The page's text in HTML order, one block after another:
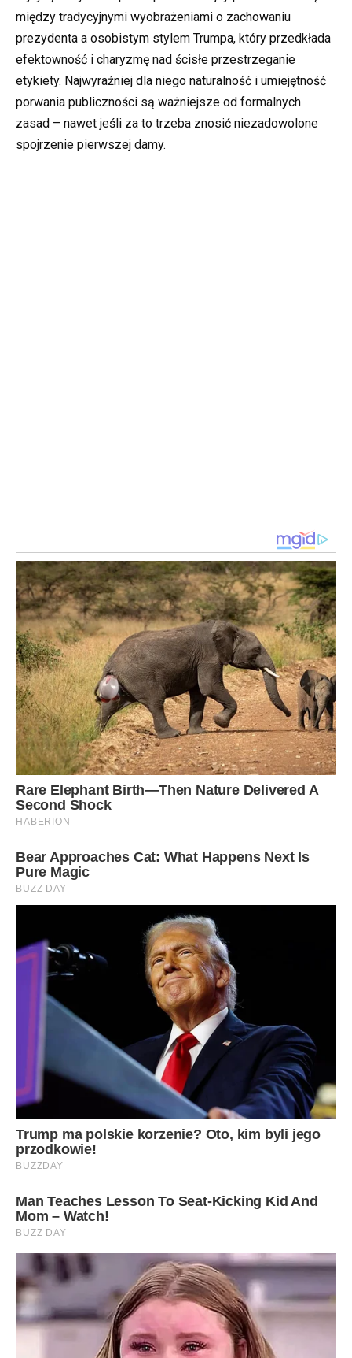
między tradycyjnymi wyobrażeniami o zachowaniu
prezydenta a osobistym stylem Trumpa, który przedkłada
efektowność i charyzmę nad ścisłe przestrzeganie
etykiety. Najwyraźniej dla niego naturalność i umiejętność
porwania publiczności są ważniejsze od formalnych
zasad – nawet jeśli za to trzeba znosić niezadowolone
spojrzenie pierwszej damy.